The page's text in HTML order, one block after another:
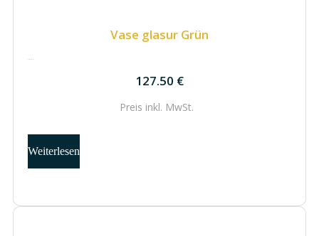
Vase glasur Grün
127.50 €
127.50 €
Preis inkl. MwSt.
Weiterlesen